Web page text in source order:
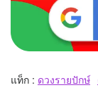
แท็ก : ดวงรายปักษ์